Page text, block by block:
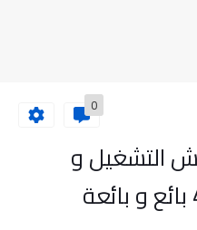
0
التشغيل و
الكفاءات: مطلوب 40 بائع و بائعة